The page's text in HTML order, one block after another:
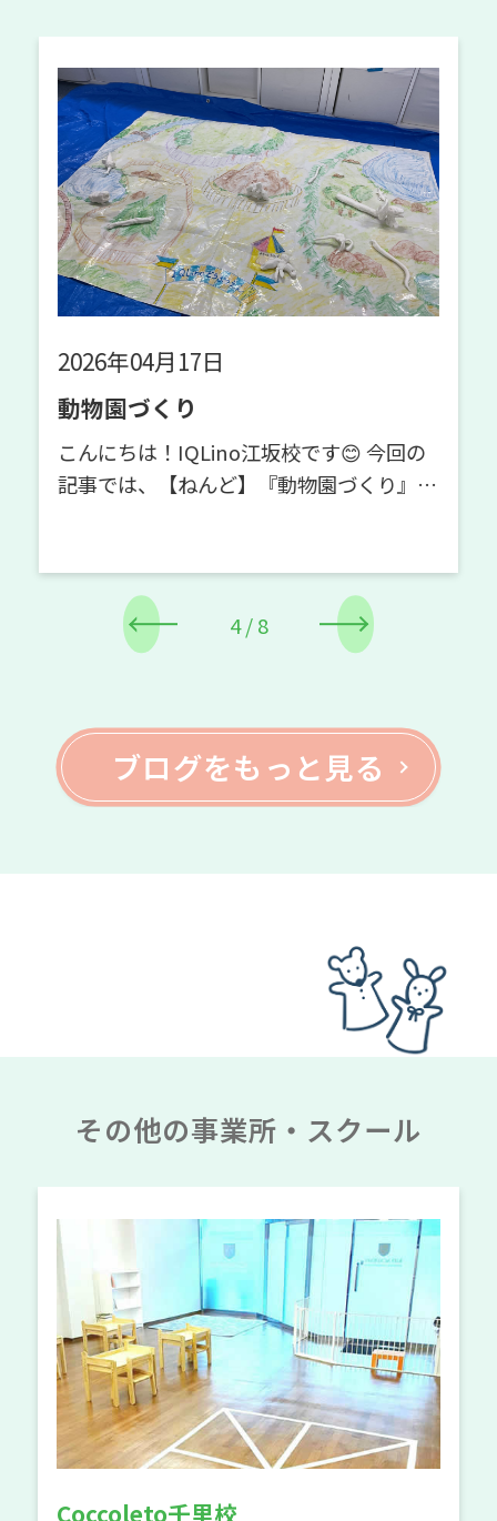
2026年04月17日
動物園づくり
こんにちは！IQLino江坂校です😊 今回の
記事では、【ねんど】『動物園づくり』の
物がいるかな？」とイメージしな […]
4/8
ブログをもっと見る
その他の事業所・スクール
Coccoleto千里校